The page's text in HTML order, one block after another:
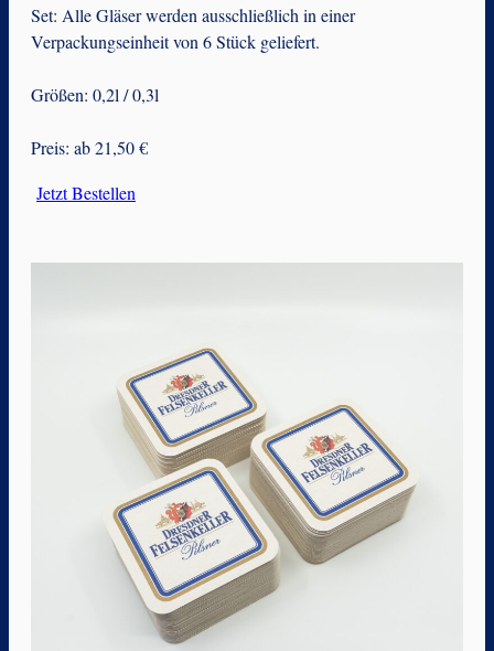
Set: Alle Gläser werden ausschließlich in einer
Verpackungseinheit von 6 Stück geliefert.
Größen: 0,2l / 0,3l
Preis: ab 21,50 €
Jetzt Bestellen